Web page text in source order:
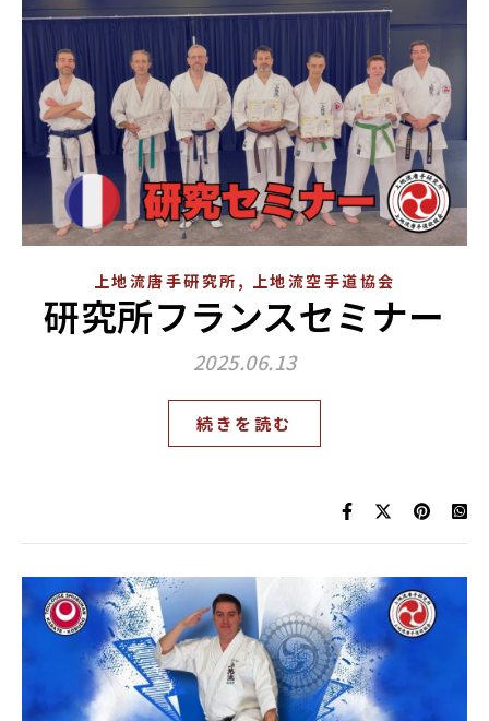
上地流唐手研究所 , 上地流空手道協会
研究所フランスセミナー
2025.06.13
続きを読む